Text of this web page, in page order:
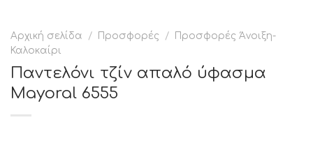
Αρχική σελίδα / Προσφορές /
Προσφορές Άνοιξη-
Καλοκαίρι
Παντελόνι τζίν απαλό ύφασμα
Mayoral 6555